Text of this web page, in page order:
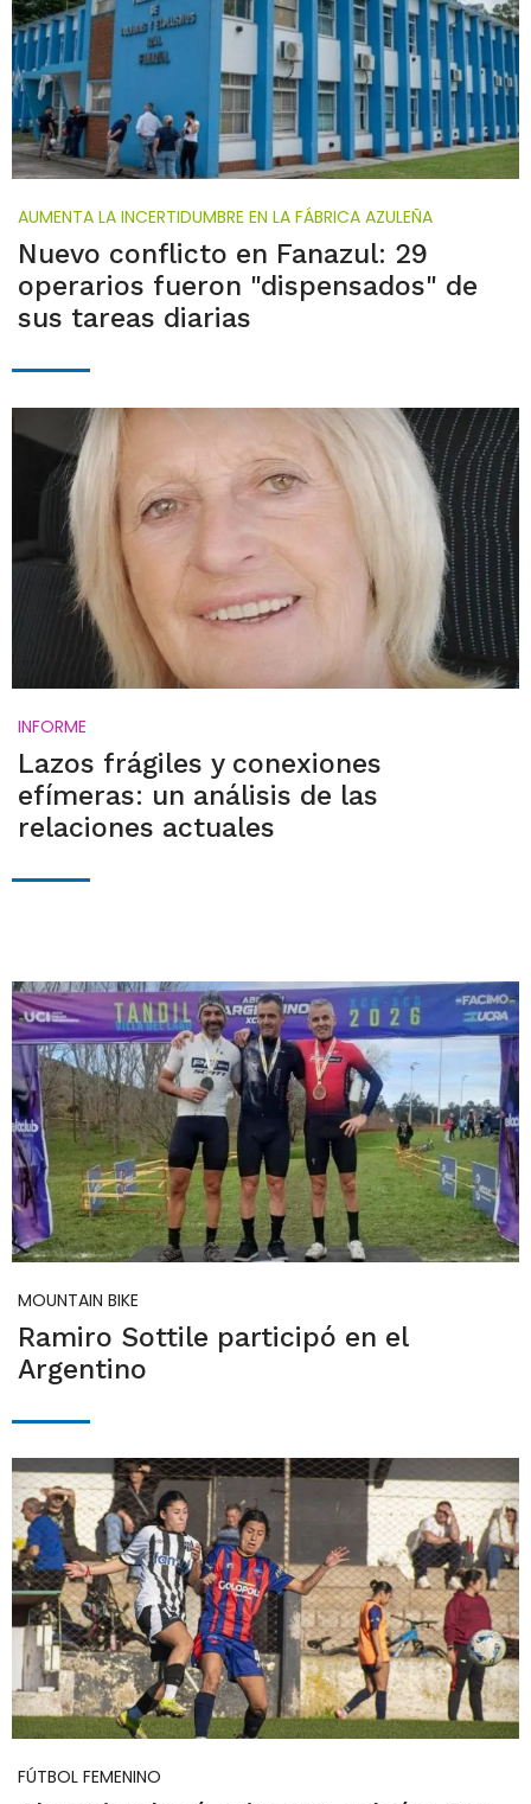
AUMENTA LA INCERTIDUMBRE EN LA FÁBRICA AZULEÑA
Nuevo conflicto en Fanazul: 29
operarios fueron "dispensados" de
sus tareas diarias
INFORME
Lazos frágiles y conexiones
efímeras: un análisis de las
relaciones actuales
MOUNTAIN BIKE
Ramiro Sottile participó en el
Argentino
FÚTBOL FEMENINO